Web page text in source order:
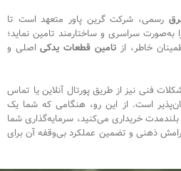
رسمی، شرکت گرین پاور متعهد است تا
به‌صورت سراسری و ساختارمند تامین نماید؛
خاطر، از تامین قطعات یدکیاصلی و
فنی نیز از طریق پورتال آنلاین یا تماس
است. از این رو، هنگامی که شما یک
خریداری می‌کنید، سرمایه‌گذاری شما
ذهنی و تضمین عملکرد بی‌وقفه آن برای